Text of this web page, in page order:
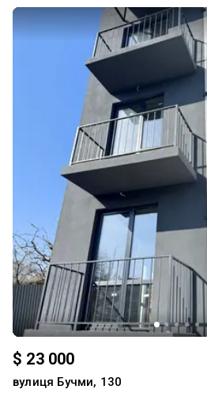
$ 23 000
вулиця Бучми, 130